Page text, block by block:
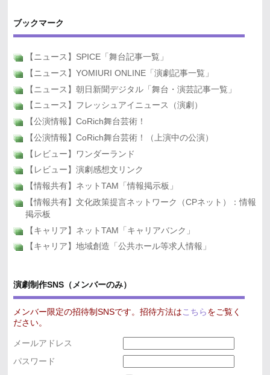
ブックマーク
【ニュース】SPICE「舞台記事一覧」
【ニュース】YOMIURI ONLINE「演劇記事一覧」
【ニュース】朝日新聞デジタル「舞台・演芸記事一覧」
【ニュース】フレッシュアイニュース（演劇）
【公演情報】CoRich舞台芸術！
【公演情報】CoRich舞台芸術！（上演中の公演）
【レビュー】ワンダーランド
【レビュー】演劇感想文リンク
【情報共有】ネットTAM「情報掲示板」
【情報共有】文化政策提言ネットワーク（CPネット）：情報
掲示板
【キャリア】ネットTAM「キャリアバンク」
【キャリア】地域創造「公共ホール等求人情報」
演劇制作SNS（メンバーのみ）
メンバー限定の招待制SNSです。招待方法は こちら をご覧く
ださい。
メールアドレス
パスワード